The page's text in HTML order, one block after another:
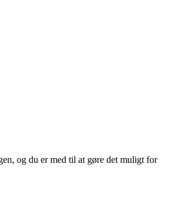
og du er med til at gøre det muligt for